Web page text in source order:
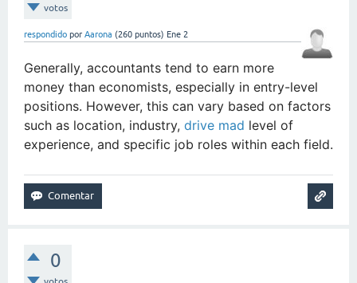
votos
respondido por Aarona (260 puntos) Ene 2
Generally, accountants tend to earn more
money than economists, especially in entry-level
positions. However, this can vary based on factors
such as location, industry, drive mad level of
experience, and specific job roles within each field.
0